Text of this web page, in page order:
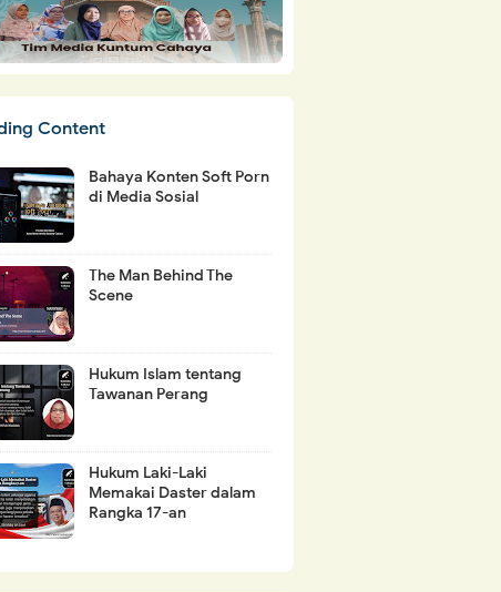
Content
Bahaya Konten Soft Porn
di Media Sosial
The Man Behind The
Scene
Hukum Islam tentang
Tawanan Perang
Hukum Laki-Laki
Memakai Daster dalam
Rangka 17-an